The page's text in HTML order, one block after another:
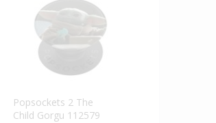
Popsockets 2 The
Child Gorgu 112579